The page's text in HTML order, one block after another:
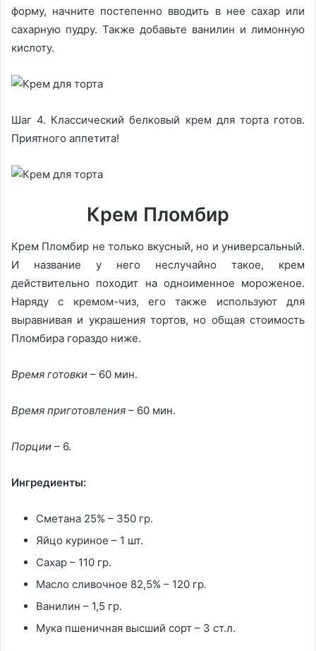
форму, начните постепенно вводить в нее сахар или
сахарную пудру. Также добавьте ванилин и лимонную
кислоту.
Шаг 4. Классический белковый крем для торта готов.
Приятного аппетита!
Крем Пломбир
Крем Пломбир не только вкусный, но и универсальный.
И название у него неслучайно такое, крем
действительно походит на одноименное мороженое.
Наряду с кремом-чиз, его также используют для
выравнивая и украшения тортов, но общая стоимость
Пломбира гораздо ниже.
Время готовки – 60 мин.
Время приготовления – 60 мин.
Порции – 6.
Ингредиенты:
Сметана 25% – 350 гр.
Яйцо куриное – 1 шт.
Сахар – 110 гр.
Масло сливочное 82,5% – 120 гр.
Ванилин – 1,5 гр.
Мука пшеничная высший сорт – 3 ст.л.